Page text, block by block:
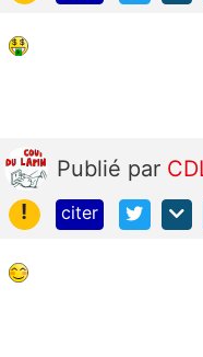
Publié par
!
citer